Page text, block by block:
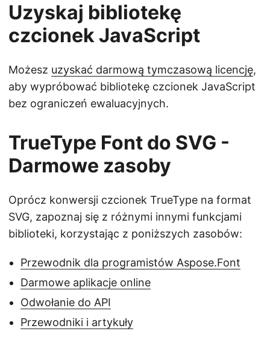
Uzyskaj bibliotekę
czcionek JavaScript
Możesz uzyskać darmową tymczasową licencję,
aby wypróbować bibliotekę czcionek JavaScript
bez ograniczeń ewaluacyjnych.
TrueType Font do SVG -
Darmowe zasoby
Oprócz konwersji czcionek TrueType na format
SVG, zapoznaj się z różnymi innymi funkcjami
biblioteki, korzystając z poniższych zasobów:
Przewodnik dla programistów Aspose.Font
Darmowe aplikacje online
Odwołanie do API
Przewodniki i artykuły